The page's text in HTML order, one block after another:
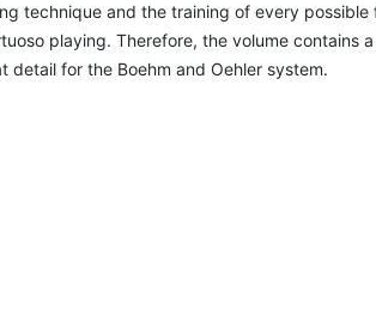
technique and the training of every possible
playing. Therefore, the volume contains
for the Boehm and Oehler system.